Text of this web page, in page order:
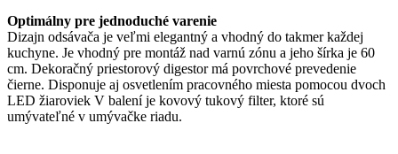
Optimálny pre jednoduché varenie
Dizajn odsávača je veľmi elegantný a vhodný do takmer každej
kuchyne. Je vhodný pre montáž nad varnú zónu a jeho šírka je 60
cm. Dekoračný priestorový digestor má povrchové prevedenie
čierne. Disponuje aj osvetlením pracovného miesta pomocou dvoch
LED žiaroviek V balení je kovový tukový filter, ktoré sú
umývateľné v umývačke riadu.